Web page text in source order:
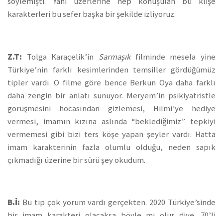
karakterleri bu sefer başka bir şekilde izliyoruz.
Z.T: Tolga Karaçelik’in Sarmaşıkfilminde mesela yine
Türkiye’nin farklı kesimlerinden temsiller gördüğümüz
tipler vardı. O filme göre bence Berkun Oya daha farklı
daha zengin bir anlatı sunuyor. Meryem’in psikiyatristle
görüşmesini hocasından gizlemesi, Hilmi’ye hediye
vermesi, imamın kızına aslında “beklediğimiz” tepkiyi
vermemesi gibi bizi ters köşe yapan şeyler vardı. Hatta
imam karakterinin fazla olumlu olduğu, neden sapık
çıkmadığı üzerine bir sürü şey okudum.
B.İ: Bu tip çok yorum vardı gerçekten. 2020 Türkiye’sinde